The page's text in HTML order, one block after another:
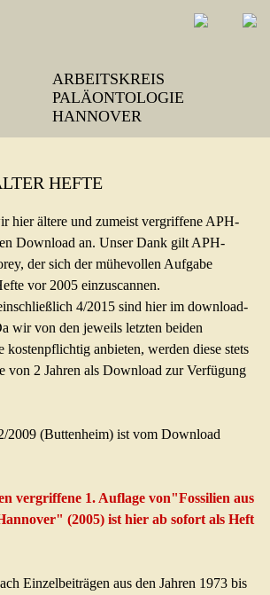
ARBEITSKREIS
PALÄONTOLOGIE
HANNOVER
HEFTE
hier ältere und zumeist vergriffene APH-
Download an. Unser Dank gilt APH-
der sich der mühevollen Aufgabe
vor 2005 einzuscannen.
4/2015 sind hier im download-
wir von den jeweils letzten beiden
kostenpflichtig anbieten, werden diese stets
von 2 Jahren als Download zur Verfügung
2009 (Buttenheim) ist vom Download
vergriffene 1. Auflage von"Fossilien aus
(2005) ist hier ab sofort als Heft
Einzelbeiträgen aus den Jahren 1973 bis